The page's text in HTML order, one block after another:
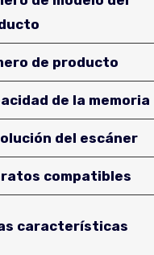
de producto
de la memoria
del escáner
compatibles
características